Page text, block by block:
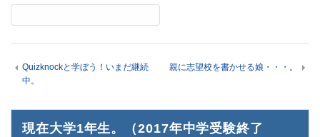
Quizknockと学ぼう！いまだ継続
中。
親に志望校を書かせる娘・・・。
現在大学1年生。（2017年中学受験終了